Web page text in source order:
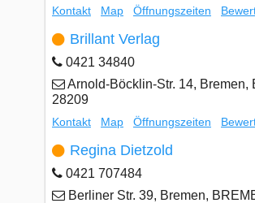
Kontakt Map Öffnungszeiten
Brillant Verlag
0421 34840
Arnold-Böcklin-Str. 14, Bremen,
28209
Kontakt Map Öffnungszeiten
Regina Dietzold
0421 707484
Berliner Str. 39, Bremen,